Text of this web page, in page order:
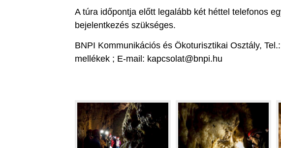
A túra időpontja előtt legalább két héttel telefonos
bejelentkezés szükséges.
BNPI Kommunikációs és Ökoturisztikai Osztály,
mellékek ; E-mail: kapcsolat@bnpi.hu